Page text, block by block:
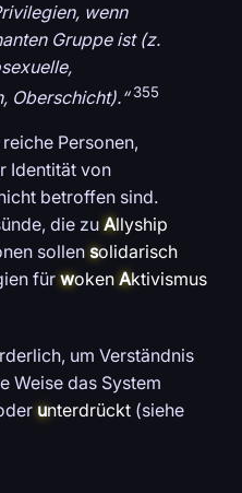
wenn
Gruppe ist (z.
Oberschicht).“ 355
Personen,
Identität von
betroffen sind.
die zu Allyship
sollen solidarisch
für woken Aktivismus
um Verständnis
Weise das System
unterdrückt (siehe